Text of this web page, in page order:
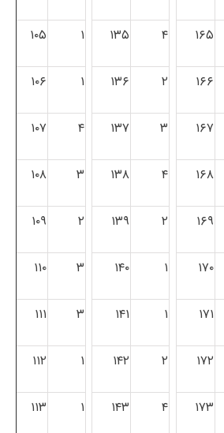
۱۶۵ ۴ ۱۳۵ ۱ ۱۰۵
۱۶۶ ۲ ۱۳۶ ۱ ۱۰۶
۱۶۷ ۳ ۱۳۷ ۴ ۱۰۷
۱۶۸ ۴ ۱۳۸ ۳ ۱۰۸
۱۶۹ ۲ ۱۳۹ ۲ ۱۰۹
۱۷۰ ۱ ۱۴۰ ۳ ۱۱۰
۱۷۱ ۱ ۱۴۱ ۳ ۱۱۱
۱۷۲ ۲ ۱۴۲ ۱ ۱۱۲
۱۷۳ ۴ ۱۴۳ ۱ ۱۱۳